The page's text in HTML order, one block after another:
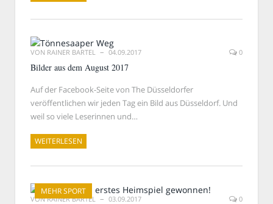
VON RAINER BARTEL 04.09.2017 0
Bilder aus dem August 2017
Auf der Facebook-Seite von The Düsseldorfer
veröffentlichen wir jeden Tag ein Bild aus Düsseldorf. Und
weil so viele Leserinnen und…
WEITERLESEN
MEHR SPORT
VONRAINER BARTEL 03.09.2017 0